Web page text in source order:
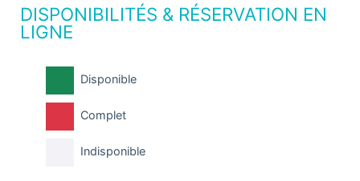
DISPONIBILITÉS & RÉSERVATION EN
LIGNE
Disponible
Complet
Indisponible